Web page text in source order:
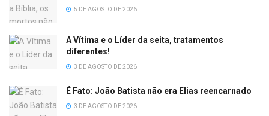
5 DE AGOSTO DE 2026
A Vítima e o Líder da seita, tratamentos
diferentes!
3 DE AGOSTO DE 2026
É Fato: João Batista não era Elias reencarnado
3 DE AGOSTO DE 2026